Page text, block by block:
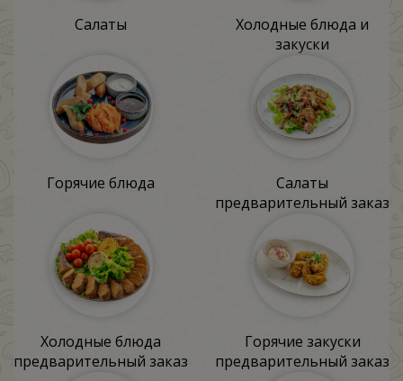
Салаты
Холодные блюда и
закуски
Горячие блюда
Салаты
предварительный заказ
Холодные блюда
предварительный заказ
Горячие закуски
предварительный заказ